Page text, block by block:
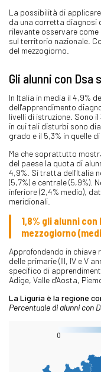
La possibilità di
da una corretta diagnosi
rilevante osservare
sul territorio nazionale.
del mezzogiorno.
Gli alunni con Dsa
In Italia in media il 4,9%
dell'apprendimento
livelli di istruzione. Sono il
in cui tali disturbi sono
grado e il 5,3% in quelle
Ma che soprattutto
del paese la quota di
4,9%. Si tratta dell'Italia
(5,7%) e centrale (5,9%).
inferiore (2,4% medio),
meridionali.
1,8% gli alunni
mezzogiorno
Approfondendo in chiave
delle primarie (III, IV e V
specifico di
Adige, Valle d'Aosta,
La Liguria è la regione
Percentuale di alunni con